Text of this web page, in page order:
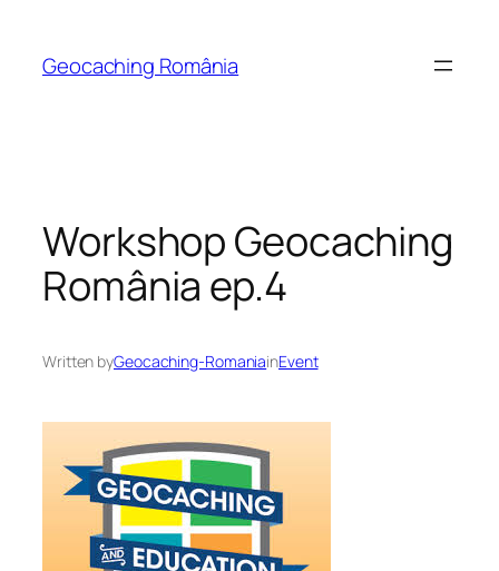
content
Geocaching România
Workshop Geocaching
România ep.4
Written byGeocaching-RomaniainEvent